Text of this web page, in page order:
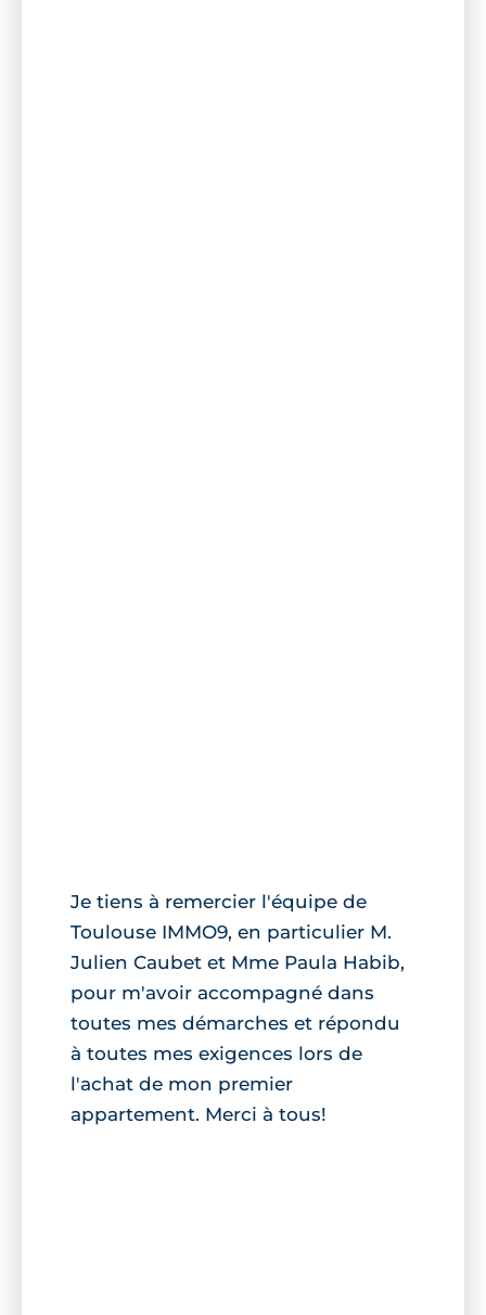
Je tiens à remercier l'équipe de
Toulouse IMMO9, en particulier M.
Julien Caubet et Mme Paula Habib,
pour m'avoir accompagné dans
toutes mes démarches et répondu
à toutes mes exigences lors de
l'achat de mon premier
appartement. Merci à tous!